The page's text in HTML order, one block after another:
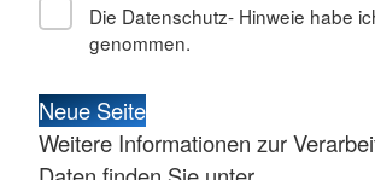
Die Datenschutz- Hinweie habe
genommen.
Neue Seite
Weitere Informationen zur